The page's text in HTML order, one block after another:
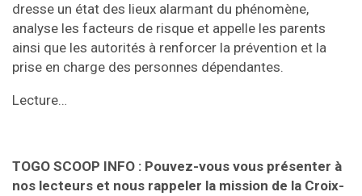
dresse un état des lieux alarmant du phénomène,
analyse les facteurs de risque et appelle les parents
ainsi que les autorités à renforcer la prévention et la
prise en charge des personnes dépendantes.
Lecture…
TOGO SCOOP INFO : Pouvez-vous vous présenter à
nos lecteurs et nous rappeler la mission de la Croix-